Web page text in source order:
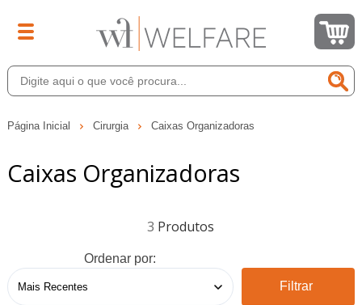
Página Inicial Cirurgia Caixas Organizadoras
Caixas Organizadoras
3
Ordenar por:
Filtrar